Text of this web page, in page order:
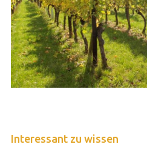
Interessant zu wissen